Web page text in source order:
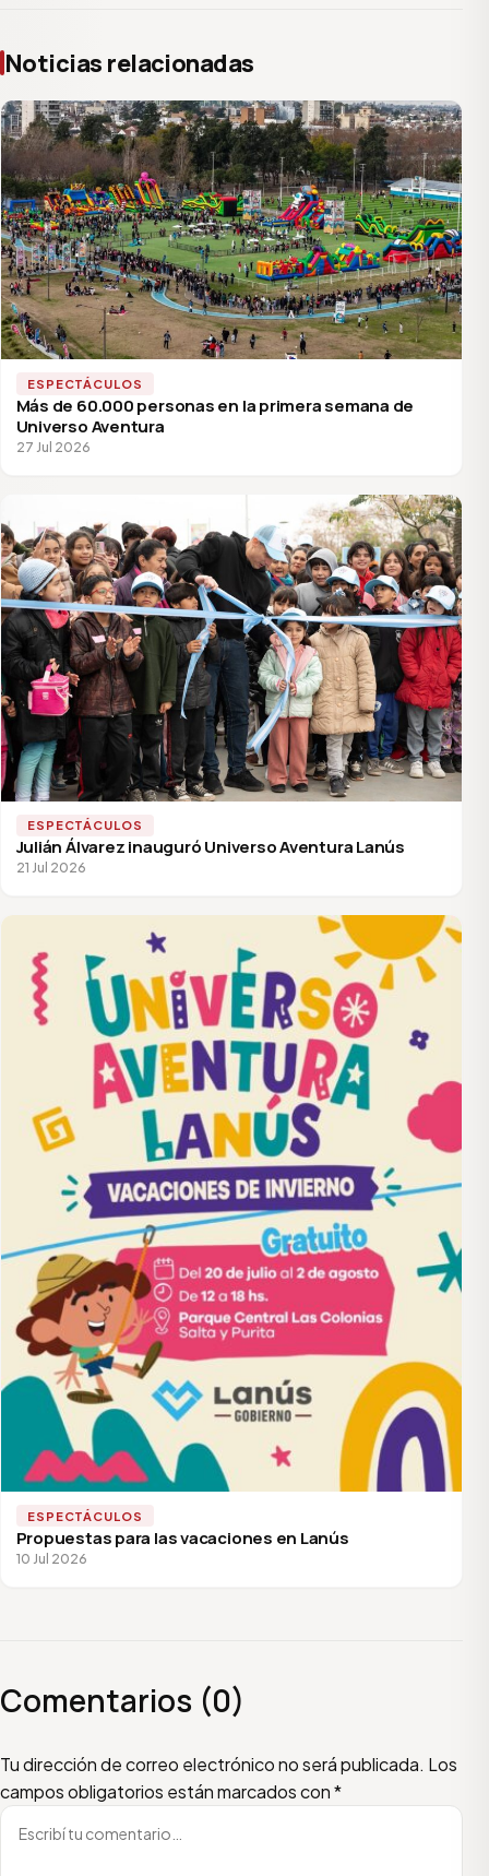
Noticias relacionadas
ESPECTÁCULOS
Más de 60.000 personas en la primera semana de
Universo Aventura
27 Jul 2026
ESPECTÁCULOS
Julián Álvarez inauguró Universo Aventura Lanús
21 Jul 2026
ESPECTÁCULOS
Propuestas para las vacaciones en Lanús
10 Jul 2026
Comentarios (0)
Tu dirección de correo electrónico no será publicada. Los
campos obligatorios están marcados con*
Escribí tu comentario
Nombre
Email